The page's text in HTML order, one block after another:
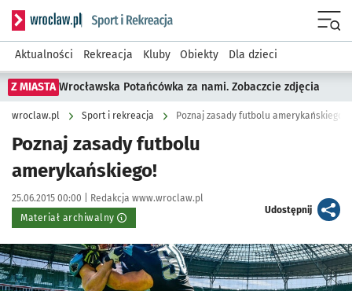
Serwis informacyjny wroclaw.pl podserwis: Sport i rekreacja
Aktualności Rekreacja Kluby Obiekty Dla dzieci
Z MIASTA Wrocławska Potańcówka za nami. Zobaczcie zdjęcia
wroclaw.pl Sport i rekreacja Poznaj zasady futbolu amerykańskiego!
Poznaj zasady futbolu
amerykańskiego!
Data publikacji:
25.06.2015 00:00 | Autor:
Redakcja www.wroclaw.pl
Materiał archiwalny
Udostępnijartykuł
Kliknij, aby powiększyć